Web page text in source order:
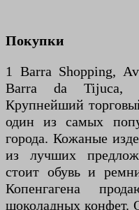
Покупки
1 Barra Shopping,
Barra da
Крупнейший
один из самых
города. Кожаные
из лучших
стоит обувь и
Копенгагена
шоколадных конфет.